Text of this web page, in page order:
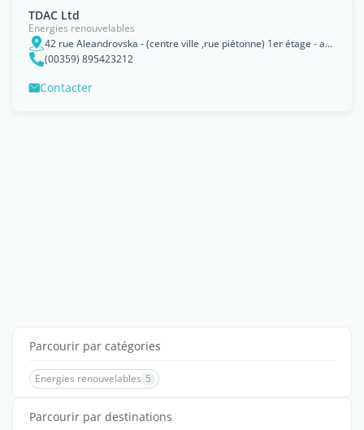
TDAC Ltd
Energies renouvelables
42 rue Aleandrovska - (centre ville ,rue piétonne) 1er étage - au dessus du bureau de JPL-BG immobilier, Bourgas
(00359) 895423212
Contacter
Parcourir par catégories
Energies renouvelables 5
Parcourir par destinations